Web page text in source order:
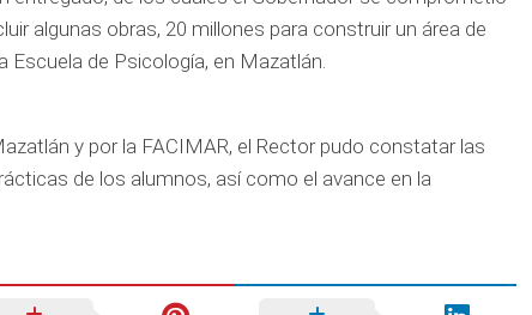
algunas obras, 20 millones para construir un área de
Escuela de Psicología, en Mazatlán.
y por la FACIMAR, el Rector pudo constatar las
de los alumnos, así como el avance en la